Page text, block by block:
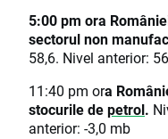
5:00 pm ora
sectorul non
58,6. Nivel anterior:
11:40 pm ora
stocurile depetrol.
anterior: -3,0 mb